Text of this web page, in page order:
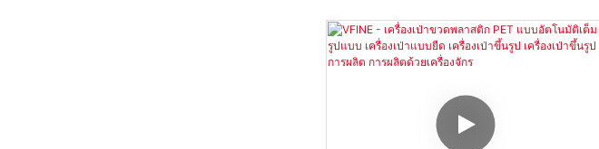
ได้เปรียบต่างๆ ค่อยๆ ได้รับการพัฒนาขึ้น ในด้าน
เครื่องเป่าขวดพลาสติก เครื่องเป่าขวดพลาสติก
ขวดพลาสติกแบบถัง เครื่องเป่าขวดพลาสติก ...